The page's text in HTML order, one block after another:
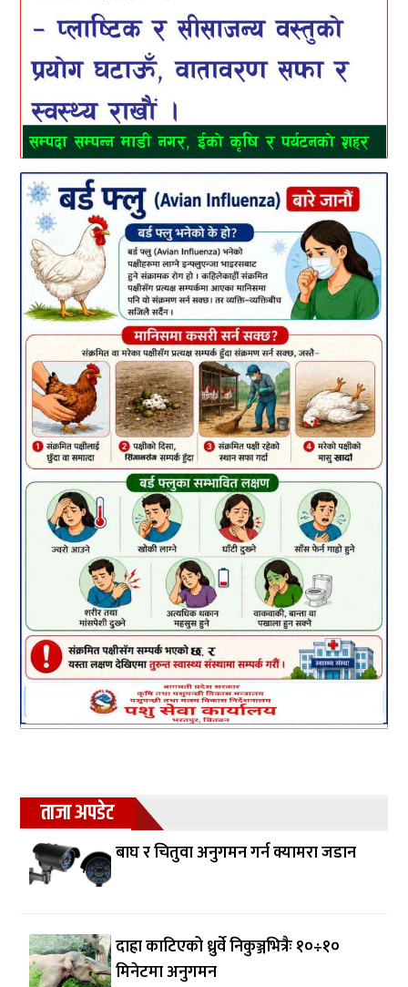
ताजा अपडेट
बाघ र चितुवा अनुगमन गर्न क्यामरा जडान
दाह्रा काटिएको ध्रुर्वे निकुञ्जभित्रैः १०÷१०
मिनेटमा अनुगमन